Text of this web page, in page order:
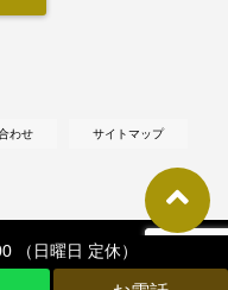
（日曜日 定休）
わせ サイトマップ
ーコーティングならブランズへ,